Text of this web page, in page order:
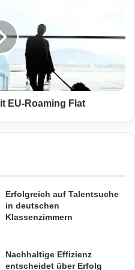
Julia Grudda“
öffnet dem
drei wichtige
EU-Roaming Flat
Erfolgreich auf Talentsuche
in deutschen
Klassenzimmern
Nachhaltige Effizienz
entscheidet über Erfolg